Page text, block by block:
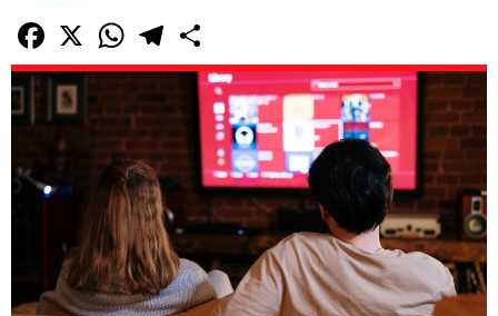
Facebook
X WhatsAppTelegram